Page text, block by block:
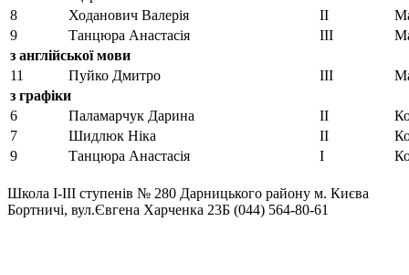
8
Ходанович Валерія ІІ
9
Танцюра Анастасія ІІІ
з англійської мови
11
Пуйко Дмитро ІІІ
з графіки
6
Паламарчук Дарина ІІ
7
Шидлюк Ніка ІІ
9
Танцюра Анастасія І
Школа І-ІІІ ступенів № 280 Дарницького району м. Києва
Бортничі, вул.Євгена Харченка 23Б (044) 564-80-61